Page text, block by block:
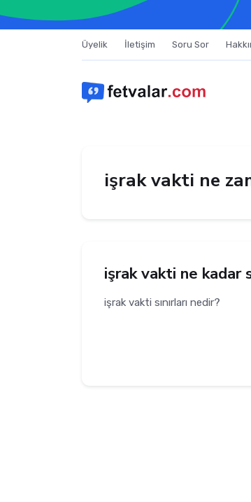
Üyelik İletişim Soru Sor
işrak vakti ne
işrak vakti ne kadar
işrak vakti sınırları nedir?